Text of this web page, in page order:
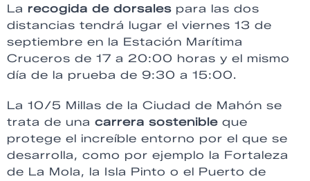
La recogida de dorsales para las dos
distancias tendrá lugar el viernes 13 de
septiembre en la Estación Marítima
Cruceros de 17 a 20:00 horas y el mismo
día de la prueba de 9:30 a 15:00.
La 10/5 Millas de la Ciudad de Mahón se
trata de una carrera sostenible que
protege el increíble entorno por el que se
desarrolla, como por ejemplo la Fortaleza
de La Mola, la Isla Pinto o el Puerto de